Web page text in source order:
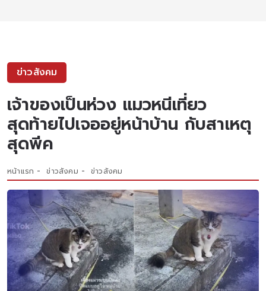
ข่าวสังคม
เจ้าของเป็นห่วง แมวหนีเที่ยว
สุดท้ายไปเจออยู่หน้าบ้าน กับสาเหตุ
สุดพีค
หน้าแรก ข่าวสังคม ข่าวสังคม